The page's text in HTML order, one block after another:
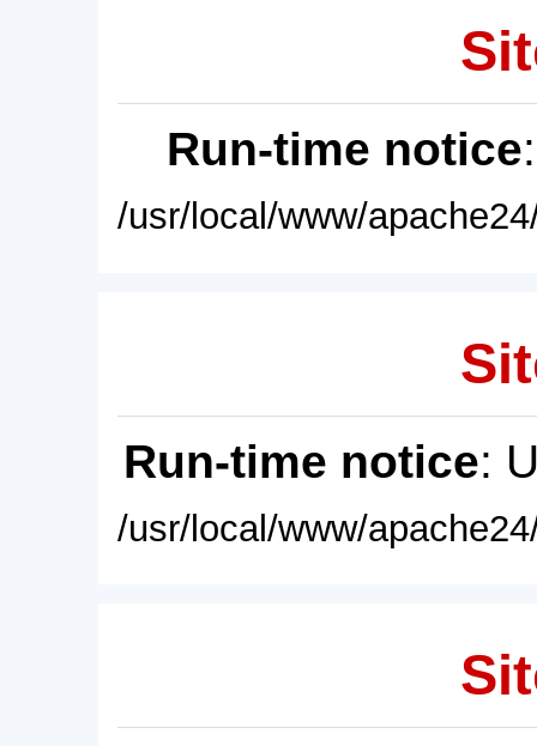
Run-time notice
/usr/local/www/
Run-time notice:
/usr/local/www/